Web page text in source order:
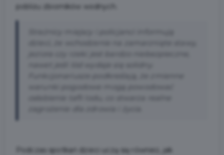
pobliżu zbiorników wodnych.
Podczas spotkań dzieci uczą się również, jak